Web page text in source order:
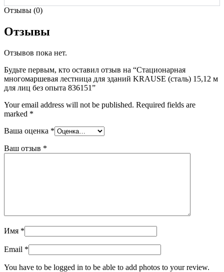
Отзывы (0)
Отзывы
Отзывов пока нет.
Будьте первым, кто оставил отзыв на “Стационарная
многомаршевая лестница для зданий KRAUSE (сталь) 15,12 м
для лиц без опыта 836151”
Your email address will not be published. Required fields are
marked *
Ваша оценка *
Ваш отзыв *
Имя *
Email *
You have to be logged in to be able to add photos to your review.